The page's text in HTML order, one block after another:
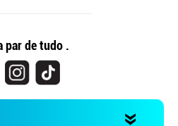
par de tudo .